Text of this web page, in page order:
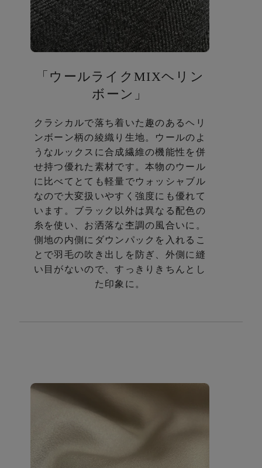
「ウールライクMIXヘリン
ボーン」
クラシカルで落ち着いた趣のあるヘリ
ンボーン柄の綾織り生地。 ウールのよ
うなルックスに合成繊維の機能性を併
せ持つ優れた素材です。本物のウール
に比べてとても軽量でウォッシャブル
なので大変扱いやすく強度にも優れて
います。 ブラック以外は異なる配色の
糸を使い、お洒落な杢調の風合いに。
側地の内側にダウンパックを入れるこ
とで羽毛の吹き出しを防ぎ、 外側に縫
い目がないので、すっきりきちんとし
た印象に。